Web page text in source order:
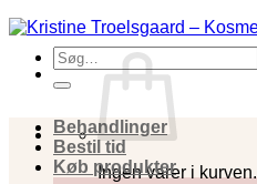
Fortsæt
til
indholdSøg
efter:
Ingen varer i kurven.
Behandlinger
Bestil tid
Køb produkter